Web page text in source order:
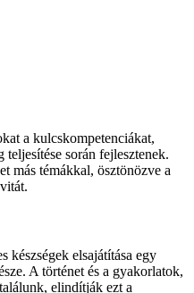
a kulcskompetenciákat,
során fejlesztenek.
más témákkal, ösztönözve a
készségek elsajátítása egy
A történet és a gyakorlatok,
elindítják ezt a